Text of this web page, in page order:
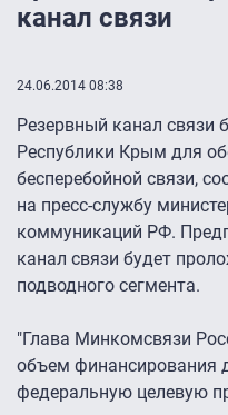
канал связи
24.06.2014 08:38
Резервный канал связи
Республики Крым для
бесперебойной связи,
на пресс-службу
коммуникаций РФ.
канал связи будет
подводного сегмента.
"Глава Минкомсвязи
объем финансирования
федеральную целевую